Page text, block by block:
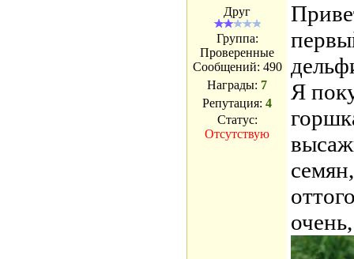
Друг
Группа:
Проверенные
Сообщений: 490
Награды: 7
Репутация: 4
Статус:
Отсутствую
Я